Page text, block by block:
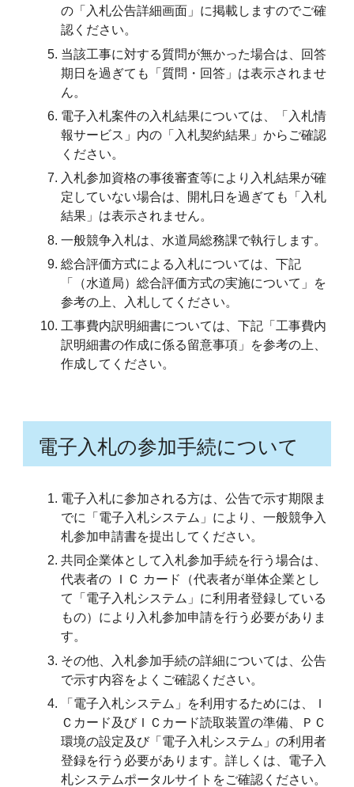
の「入札公告詳細画面」に掲載しますのでご確
認ください。
当該工事に対する質問が無かった場合は、回答
期日を過ぎても「質問・回答」は表示されませ
ん。
電子入札案件の入札結果については、「入札情
報サービス」内の「入札契約結果」からご確認
ください。
入札参加資格の事後審査等により入札結果が確
定していない場合は、開札日を過ぎても「入札
結果」は表示されません。
一般競争入札は、水道局総務課で執行します。
総合評価方式による入札については、下記
「（水道局）総合評価方式の実施について」を
参考の上、入札してください。
工事費内訳明細書については、下記「工事費内
訳明細書の作成に係る留意事項」を参考の上、
作成してください。
電子入札の参加手続について
電子入札に参加される方は、公告で示す期限ま
でに「電子入札システム」により、一般競争入
札参加申請書を提出してください。
共同企業体として入札参加手続を行う場合は、
代表者の ＩＣ カード（代表者が単体企業とし
て「電子入札システム」に利用者登録している
もの）により入札参加申請を行う必要がありま
す。
その他、入札参加手続の詳細については、公告
で示す内容をよくご確認ください。
「電子入札システム」を利用するためには、Ｉ
Ｃカード及びＩＣカード読取装置の準備、ＰＣ
環境の設定及び「電子入札システム」の利用者
登録を行う必要があります。詳しくは、電子入
札システムポータルサイトをご確認ください。